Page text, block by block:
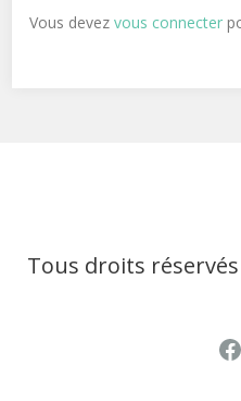
Vous devezvous connecter
Tous droits réservés